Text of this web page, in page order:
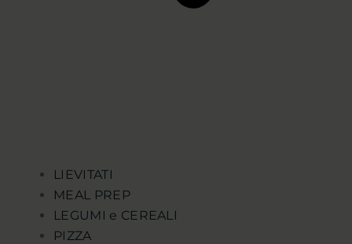
LIEVITATI
MEAL PREP
LEGUMI e CEREALI
PIZZA